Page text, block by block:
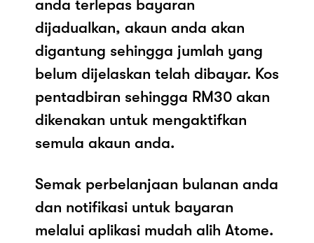
anda terlepas bayaran
dijadualkan, akaun anda akan
digantung sehingga jumlah yang
belum dijelaskan telah dibayar. Kos
pentadbiran sehingga RM30 akan
dikenakan untuk mengaktifkan
semula akaun anda.
Semak perbelanjaan bulanan anda
dan notifikasi untuk bayaran
melalui aplikasi mudah alih Atome.